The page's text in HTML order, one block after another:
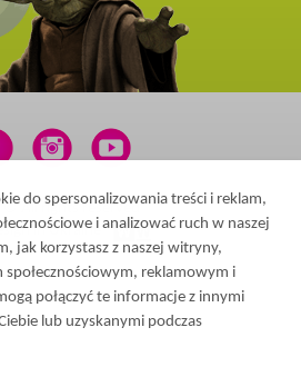
All rights reserved
in Ukraine -
do spersonalizowania treści i reklam,
i analizować ruch w naszej
jak korzystasz z naszej witryny,
reklamowym i
połączyć te informacje z innymi
lub uzyskanymi podczas